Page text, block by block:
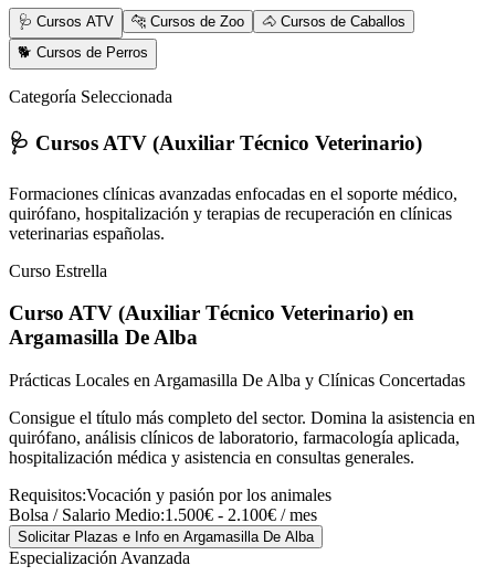
🩺 Cursos ATV 🐆 Cursos de Zoo
🐴 Cursos de Caballos
🐕 Cursos de Perros
Categoría Seleccionada
🩺 Cursos ATV (Auxiliar Técnico Veterinario)
Formaciones clínicas avanzadas enfocadas en el soporte médico,
quirófano, hospitalización y terapias de recuperación en clínicas
veterinarias españolas.
Curso Estrella
Curso ATV (Auxiliar Técnico Veterinario) en
Argamasilla De Alba
Prácticas Locales en Argamasilla De Alba y Clínicas Concertadas
Consigue el título más completo del sector. Domina la asistencia en
quirófano, análisis clínicos de laboratorio, farmacología aplicada,
hospitalización médica y asistencia en consultas generales.
Requisitos:Vocación y pasión por los animales
Bolsa / Salario Medio:1.500€ - 2.100€ / mes
Solicitar Plazas e Info en Argamasilla De Alba
Especialización Avanzada